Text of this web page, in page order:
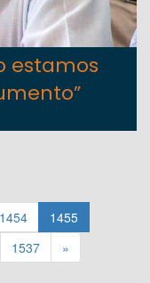
estamos
1454
1455
1537 »